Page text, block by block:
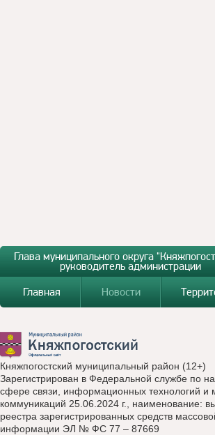
Глава муниципального округа
руководитель администрации
Главная
Новости
Княжпогостский муниципальный район (12+)
Зарегистрирован в Федеральной службе по
сфере связи, информационных технологий и
коммуникаций 25.06.2024 г., наименование:
реестра зарегистрированных средств
информации ЭЛ № ФС 77 – 87669